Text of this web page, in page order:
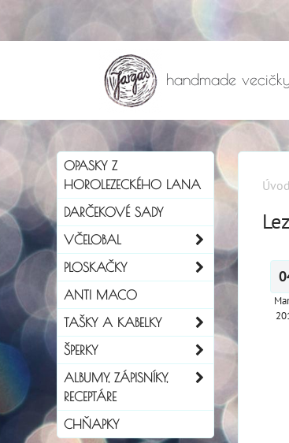
handmade vecičky
Úvod
OPASKY Z
HOROLEZECKÉHO LANA
DARČEKOVÉ SADY
VČELOBAL
PLOSKAČKY
ANTI MACO
TAŠKY A KABELKY
ŠPERKY
ALBUMY, ZÁPISNÍKY,
RECEPTÁRE
CHŇAPKY